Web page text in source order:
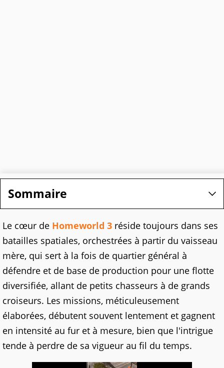
Sommaire
Le cœur de Homeworld 3 réside toujours dans ses
batailles spatiales, orchestrées à partir du vaisseau
mère, qui sert à la fois de quartier général à
défendre et de base de production pour une flotte
diversifiée, allant de petits chasseurs à de grands
croiseurs. Les missions, méticuleusement
élaborées, débutent souvent lentement et gagnent
en intensité au fur et à mesure, bien que l'intrigue
tende à perdre de sa vigueur au fil du temps.